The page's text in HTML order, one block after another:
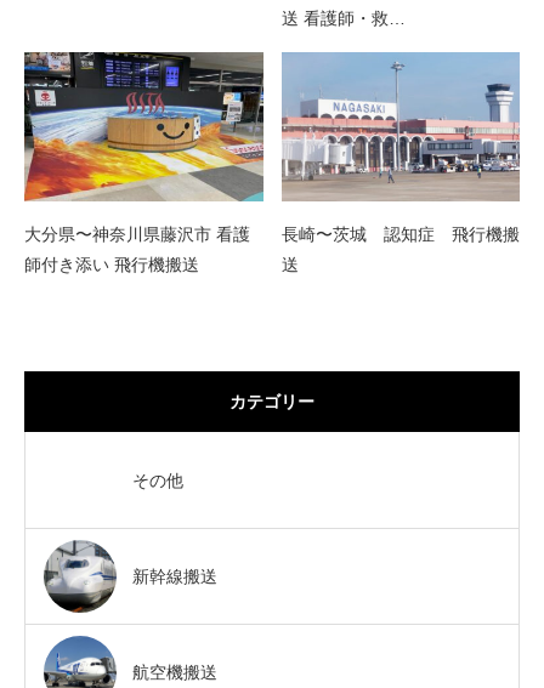
送 看護師・救…
大分県〜神奈川県藤沢市 看護
師付き添い 飛行機搬送
長崎〜茨城 認知症 飛行機搬
送
カテゴリー
その他
新幹線搬送
航空機搬送